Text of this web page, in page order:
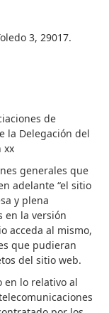
3, 29017.
de
la Delegación del
xx
generales que
adelante “el sitio
y plena
en la versión
acceda al mismo,
que pudieran
del sitio web.
en lo relativo al